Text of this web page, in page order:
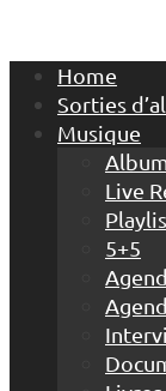
Home
Sorties
Musique
Live
5+5